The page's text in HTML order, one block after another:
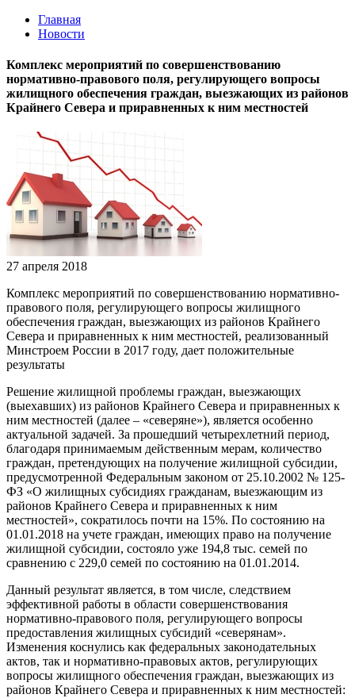
Главная
Новости
Комплекс мероприятий по совершенствованию
нормативно-правового поля, регулирующего вопросы
жилищного обеспечения граждан, выезжающих из районов
Крайнего Севера и приравненных к ним местностей
27 апреля 2018
Комплекс мероприятий по совершенствованию нормативно-
правового поля, регулирующего вопросы жилищного
обеспечения граждан, выезжающих из районов Крайнего
Севера и приравненных к ним местностей, реализованный
Минстроем России в 2017 году, дает положительные
результаты
Решение жилищной проблемы граждан, выезжающих
(выехавших) из районов Крайнего Севера и приравненных к
ним местностей (далее – «северяне»), является особенно
актуальной задачей. За прошедший четырехлетний период,
благодаря принимаемым действенным мерам, количество
граждан, претендующих на получение жилищной субсидии,
предусмотренной Федеральным законом от 25.10.2002 № 125-
ФЗ «О жилищных субсидиях гражданам, выезжающим из
районов Крайнего Севера и приравненных к ним
местностей», сократилось почти на 15%. По состоянию на
01.01.2018 на учете граждан, имеющих право на получение
жилищной субсидии, состояло уже 194,8 тыс. семей по
сравнению с 229,0 семей по состоянию на 01.01.2014.
Данный результат является, в том числе, следствием
эффективной работы в области совершенствования
нормативно-правового поля, регулирующего вопросы
предоставления жилищных субсидий «северянам».
Изменения коснулись как федеральных законодательных
актов, так и нормативно-правовых актов, регулирующих
вопросы жилищного обеспечения граждан, выезжающих из
районов Крайнего Севера и приравненных к ним местностей: